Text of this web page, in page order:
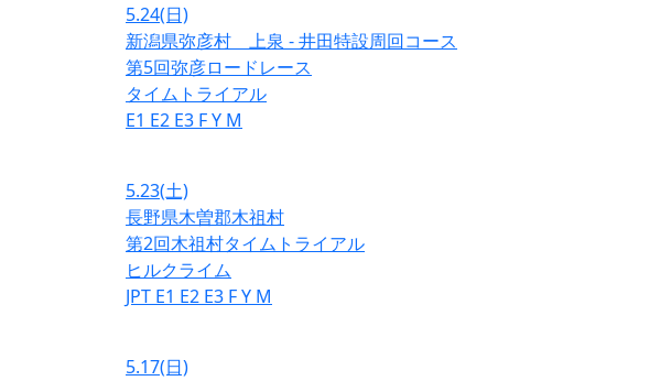
5.24(日)
新潟県弥彦村 上泉 - 井田特設周回コース
第5回弥彦ロードレース
タイムトライアル
E1 E2 E3 FY M
5.23(土)
長野県木曽郡木祖村
第2回木祖村タイムトライアル
ヒルクライム
JPT E1 E2 E3 FY M
5.17(日)